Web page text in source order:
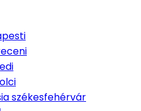
székesfehérvár